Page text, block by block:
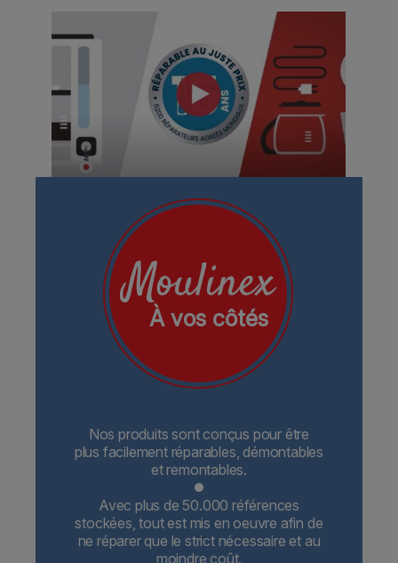
Moulinex
À vos côtés
Nos produits sont conçus pour être
plus facilement réparables, démontables
et remontables.
Avec plus de 50.000 références
stockées, tout est mis en oeuvre afin de
ne réparer que le strict nécessaire et au
moindre coût.